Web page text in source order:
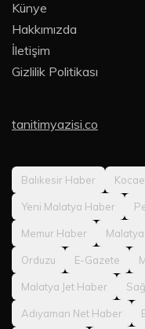
Künye
Hakkımızda
İletişim
Gizlilik Politikası
tanitimyazisi.co
Balıkesir Haber
Yeni Malatya Haber
Memur Haber
Orduzu E-Gazete
Malatya Jet Haber
Adıyaman Net Haber